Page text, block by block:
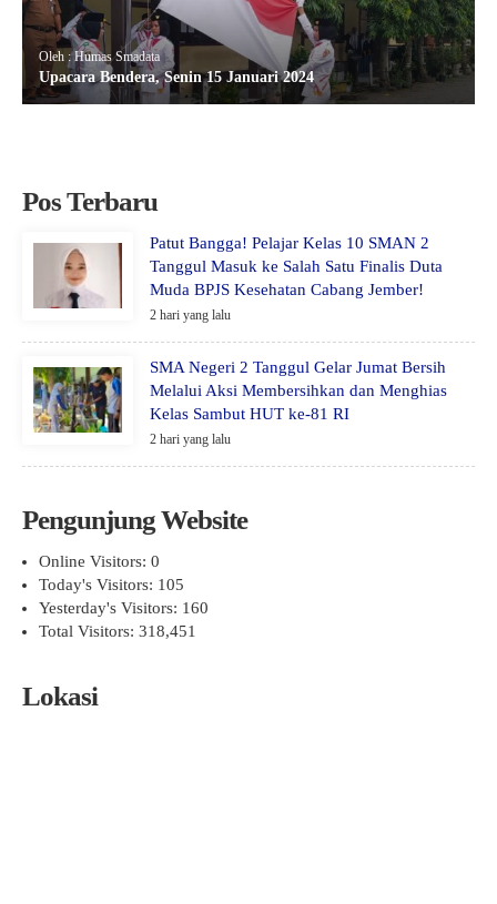
Oleh : Humas Smadata
Upacara Bendera, Senin 15 Januari 2024
Pos Terbaru
Patut Bangga! Pelajar Kelas 10 SMAN 2
Tanggul Masuk ke Salah Satu Finalis Duta
Muda BPJS Kesehatan Cabang Jember!
2 hari yang lalu
SMA Negeri 2 Tanggul Gelar Jumat Bersih
Melalui Aksi Membersihkan dan Menghias
Kelas Sambut HUT ke-81 RI
2 hari yang lalu
Pengunjung Website
Online Visitors: 0
Today's Visitors: 105
Yesterday's Visitors: 160
Total Visitors: 318,451
Lokasi